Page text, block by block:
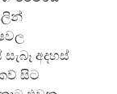
අදහස්
සිට